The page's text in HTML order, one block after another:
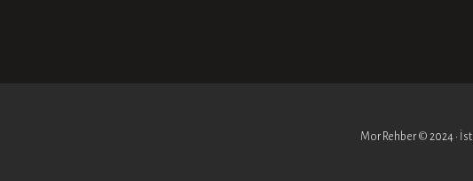
Mor Rehber © 2024 •